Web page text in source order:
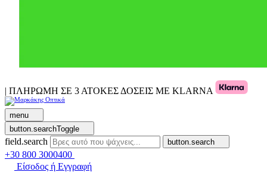
| ΠΛΗΡΩΜΗ ΣΕ 3 ΑΤΟΚΕΣ ΔΟΣΕΙΣ ΜΕ KLARNA
menu
button.searchToggle
field.search button.search
+30 800 3000400
Είσοδος ή Εγγραφή